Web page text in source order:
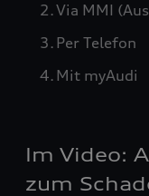
Via MMI
Per Telefon
Mit myAudi
Im Video:
zum